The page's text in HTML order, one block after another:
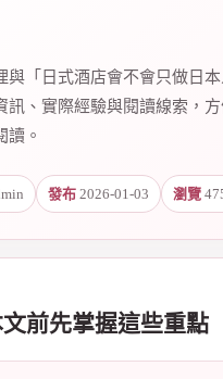
與「日式酒店會不會只做日
訊、實際經驗與閱讀線索，
讀。
發布 2026-01-03 瀏覽
文前先掌握這些重點